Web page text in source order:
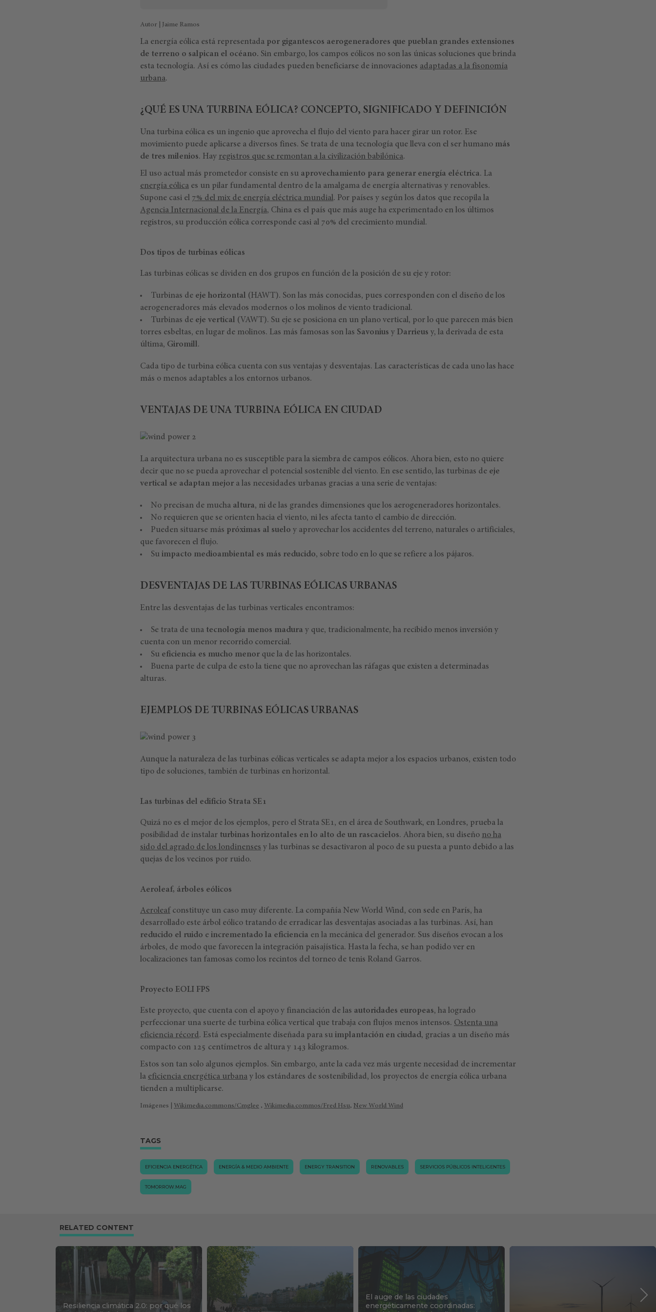
Autor | Jaime Ramos
La energía eólica está representada por gigantescos aerogeneradores que pueblan grandes extensiones
de terreno o salpican el océano. Sin embargo, los campos eólicos no son las únicas soluciones que brinda
esta tecnología. Así es cómo las ciudades pueden beneficiarse de innovaciones adaptadas a la fisonomía
urbana.
¿QUÉ ES UNA TURBINA EÓLICA? CONCEPTO, SIGNIFICADO Y DEFINICIÓN
Una turbina eólica es un ingenio que aprovecha el flujo del viento para hacer girar un rotor. Ese
movimiento puede aplicarse a diversos fines. Se trata de una tecnología que lleva con el ser humano más
de tres milenios. Hay registros que se remontan a la civilización babilónica.
El uso actual más prometedor consiste en su aprovechamiento para generar energía eléctrica. La
energía eólica es un pilar fundamental dentro de la amalgama de energía alternativas y renovables.
Supone casi el 7% del mix de energía eléctrica mundial. Por países y según los datos que recopila la
Agencia Internacional de la Energía, China es el país que más auge ha experimentado en los últimos
registros, su producción eólica corresponde casi al 70% del crecimiento mundial.
Dos tipos de turbinas eólicas
Las turbinas eólicas se dividen en dos grupos en función de la posición de su eje y rotor:
Turbinas de eje horizontal (HAWT). Son las más conocidas, pues corresponden con el diseño de los
aerogeneradores más elevados modernos o los molinos de viento tradicional.
Turbinas de eje vertical (VAWT). Su eje se posiciona en un plano vertical, por lo que parecen más bien
torres esbeltas, en lugar de molinos. Las más famosas son las Savonius y Darrieus y, la derivada de esta
última, Giromill.
Cada tipo de turbina eólica cuenta con sus ventajas y desventajas. Las características de cada uno las hace
más o menos adaptables a los entornos urbanos.
VENTAJAS DE UNA TURBINA EÓLICA EN CIUDAD
La arquitectura urbana no es susceptible para la siembra de campos eólicos. Ahora bien, esto no quiere
decir que no se pueda aprovechar el potencial sostenible del viento. En ese sentido, las turbinas de eje
vertical se adaptan mejor a las necesidades urbanas gracias a una serie de ventajas:
No precisan de mucha altura, ni de las grandes dimensiones que los aerogeneradores horizontales.
No requieren que se orienten hacia el viento, ni les afecta tanto el cambio de dirección.
Pueden situarse más próximas al suelo y aprovechar los accidentes del terreno, naturales o artificiales,
que favorecen el flujo.
Su impacto medioambiental es más reducido, sobre todo en lo que se refiere a los pájaros.
DESVENTAJAS DE LAS TURBINAS EÓLICAS URBANAS
Entre las desventajas de las turbinas verticales encontramos:
Se trata de una tecnología menos madura y que, tradicionalmente, ha recibido menos inversión y
cuenta con un menor recorrido comercial.
Su eficiencia es mucho menor que la de las horizontales.
Buena parte de culpa de esto la tiene que no aprovechan las ráfagas que existen a determinadas
alturas.
EJEMPLOS DE TURBINAS EÓLICAS URBANAS
Aunque la naturaleza de las turbinas eólicas verticales se adapta mejor a los espacios urbanos, existen todo
tipo de soluciones, también de turbinas en horizontal.
Las turbinas del edificio Strata SE1
Quizá no es el mejor de los ejemplos, pero el Strata SE1, en el área de Southwark, en Londres, prueba la
posibilidad de instalar turbinas horizontales en lo alto de un rascacielos. Ahora bien, su diseño no ha
sido del agrado de los londinenses y las turbinas se desactivaron al poco de su puesta a punto debido a las
quejas de los vecinos por ruido.
Aeroleaf, árboles eólicos
Aeroleaf constituye un caso muy diferente. La compañía New World Wind, con sede en París, ha
desarrollado este árbol eólico tratando de erradicar las desventajas asociadas a las turbinas. Así, han
reducido el ruido e incrementado la eficiencia en la mecánica del generador. Sus diseños evocan a los
árboles, de modo que favorecen la integración paisajística. Hasta la fecha, se han podido ver en
localizaciones tan famosas como los recintos del torneo de tenis Roland Garros.
Proyecto EOLI FPS
Este proyecto, que cuenta con el apoyo y financiación de las autoridades europeas, ha logrado
perfeccionar una suerte de turbina eólica vertical que trabaja con flujos menos intensos. Ostenta una
eficiencia récord. Está especialmente diseñada para su implantación en ciudad, gracias a un diseño más
compacto con 125 centímetros de altura y 143 kilogramos.
Estos son tan solo algunos ejemplos. Sin embargo, ante la cada vez más urgente necesidad de incrementar
la eficiencia energética urbana y los estándares de sostenibilidad, los proyectos de energía eólica urbana
tienden a multiplicarse.
Imágenes | Wikimedia.commons/Cmglee , Wikimedia.commos/Fred Hsu, New World Wind
TAGS
EFICIENCIA ENERGÉTICA ENERGÍA & MEDIO AMBIENTE ENERGY TRANSITION RENOVABLES SERVICIOS PÚBLICOS INTELIGENTES
TOMORROW.MAG
RELATED CONTENT
Resiliencia climática 2.0: por qué los
El auge de las ciudades
energéticamente coordinadas: